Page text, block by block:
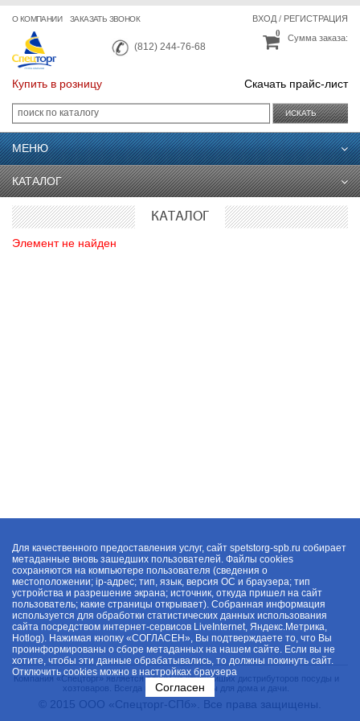
О КОМПАНИИ ЗАКАЗАТЬ ЗВОНОК
(812) 244-76-68
ВХОД/ РЕГИСТРАЦИЯ
Сумма заказа:
0
Купить в розницу Скачать прайс-лист
ИСКАТЬ
МЕНЮ
КАТАЛОГ
КАТАЛОГ
Элемент не найден
Компания «Спецторг» является одним из крупнейших дистрибуторов посуды и
хозтоваров. Всегда в наличии товары для дома и дачи.
© 2015 ООО «Спецторг-СПб». Все права защищены.
Для качественного предоставления услуг, сайт spetstorg-spb.ru собирает
метаданные вновь зашедших пользователей. Файлы cookies
сохраняются на компьютере пользователя (сведения о
местоположении; ip-адрес; тип, язык, версия ОС и браузера; тип
устройства и разрешение экрана; источник, откуда пришел на сайт
пользователь; какие страницы открывает). Собранная информация
используется для обработки статистических данных использования
сайта посредством интернет-сервисов LiveInternet, Яндекс.Метрика,
Hotlog). Нажимая кнопку «СОГЛАСЕН», Вы подтверждаете то, что Вы
проинформированы о сборе метаданных на нашем сайте. Если вы не
хотите, чтобы эти данные обрабатывались, то должны покинуть сайт.
Отключить cookies можно в настройках браузера
Согласен